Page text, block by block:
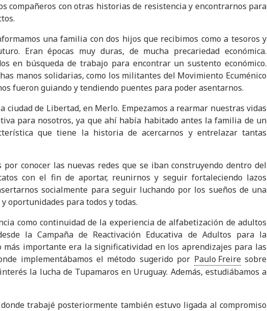
compañeros con otras historias de resistencia y encontrarnos para
una familia con dos hijos que recibimos como a tesoros y
Eran épocas muy duras, de mucha precariedad económica.
en búsqueda de trabajo para encontrar un sustento económico.
manos solidarias, como los militantes del Movimiento Ecuménico
fueron guiando y tendiendo puentes para poder asentarnos.
ciudad de Libertad, en Merlo. Empezamos a rearmar nuestras vidas
para nosotros, ya que ahí había habitado antes la familia de un
que tiene la historia de acercarnos y entrelazar tantas
por conocer las nuevas redes que se iban construyendo dentro del
con el fin de aportar, reunirnos y seguir fortaleciendo lazos
socialmente para seguir luchando por los sueños de una
oportunidades para todos y todas.
como continuidad de la experiencia de alfabetización de adultos
la Campaña de Reactivación Educativa de Adultos para la
más importante era la significatividad en los aprendizajes para las
implementábamos el método sugerido por Paulo Freiresobre
la lucha de Tupamaros en Uruguay. Además, estudiábamos a
trabajé posteriormente también estuvo ligada al compromiso